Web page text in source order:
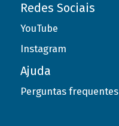
Redes Sociais
YouTube
Instagram
Ajuda
Perguntas frequentes